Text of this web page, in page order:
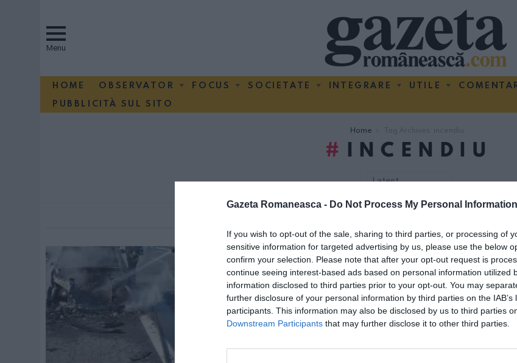
Gazeta Romaneasca - Do Not Process My Personal Information
If you wish to opt-out of the sale, sharing to third parties, or processing of
sensitive information for targeted advertising by us, please use the below
confirm your selection. Please note that after your opt-out request is
continue seeing interest-based ads based on personal information utilized
information disclosed to third parties prior to your opt-out. You may
further disclosure of your personal information by third parties on the IAB’s
participants. This information may also be disclosed by us to third parties
Downstream Participants that may further disclose it to other third parties.
Menu
HOME OBSERVATOR FOCUS SOCIETATE INTEGRARE UTILE
PUBBLICITÀ SUL SITO
Home
INCENDIU
MORE STORIES